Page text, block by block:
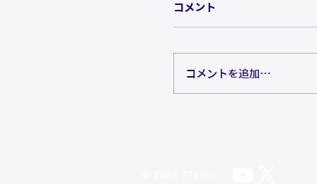
コメント
コメントを追加…